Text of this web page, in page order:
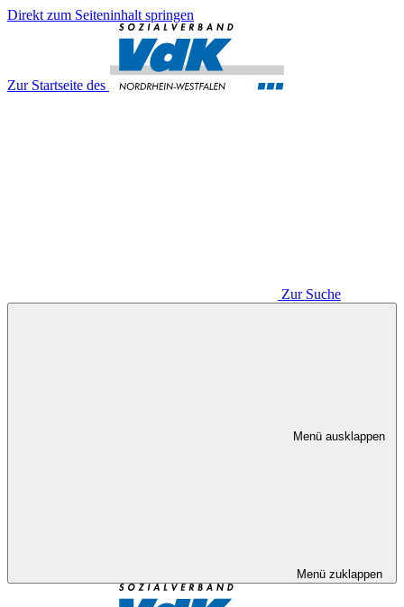
Direkt zum Seiteninhalt springen
Zur Startseite des
Zur Suche
Menü ausklappen
Menü zuklappen